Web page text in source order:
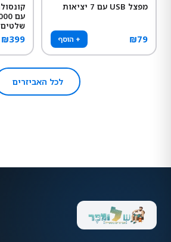
מפצל USB עם 7 יציאות
₪79 + הוסף
שלטים
₪399
לכל האביזרים